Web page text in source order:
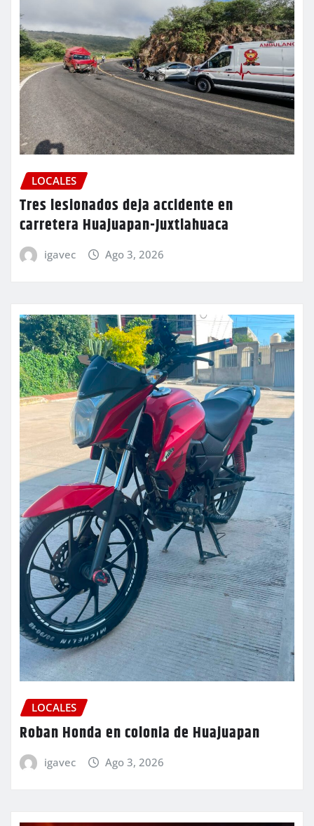
LOCALES
Tres lesionados deja accidente en
carretera Huajuapan-Juxtlahuaca
igavec Ago 3, 2026
LOCALES
Roban Honda en colonia de Huajuapan
igavec Ago 3, 2026